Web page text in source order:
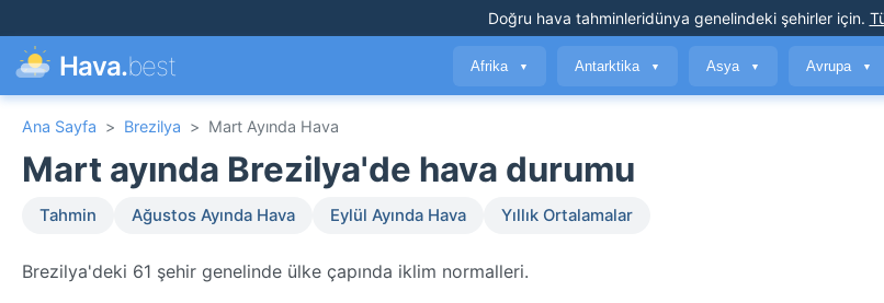
Doğru hava tahminleridünya genelindeki şehirler için.
Hava.best Afrika ▼ Antarktika ▼ Asya ▼ Avrupa ▼
Ana Sayfa > Brezilya > Mart Ayında Hava
Mart ayında Brezilya'de hava durumu
Tahmin Ağustos Ayında Hava Eylül Ayında Hava Yıllık Ortalamalar
Brezilya'deki 61 şehir genelinde ülke çapında iklim normalleri.